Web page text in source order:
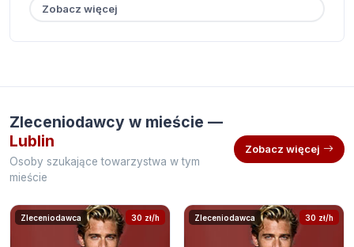
Zobacz więcej
Zleceniodawcy w mieście —
Lublin
Osoby szukające towarzystwa w tym
mieście
Zobacz więcej
Zleceniodawca 30 zł/h Zleceniodawca 30 zł/h